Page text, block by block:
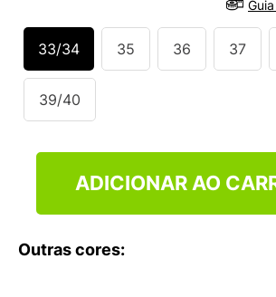
33/34 35 36 37
39/40
ADICIONAR AO
Outras cores:
VANS TÊNIS VANS ULTRARANGE
10º NEW BALANCE 204L